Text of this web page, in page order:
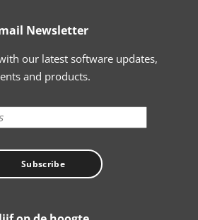
Newsletter
our latest software updates,
and products.